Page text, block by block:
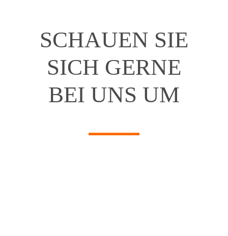
SCHAUEN SIE
SICH GERNE
BEI UNS UM